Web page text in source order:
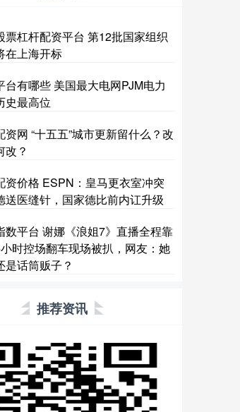
票杠杆配资平台 第12批国家组织
在上海开标
台有哪些 美国最大电网PJM电力
史最高位
资网 “十五五”城市更新留什么？改
改？
资价格 ESPN：皇马更衣室冲突
送医缝针，国家德比前内讧升级
数平台 谢娜《浪姐7》直播全程靠
时控场翻车现场被扒，网友：她
是话筒贩子？
推荐资讯